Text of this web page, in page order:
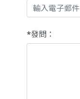
*發問：